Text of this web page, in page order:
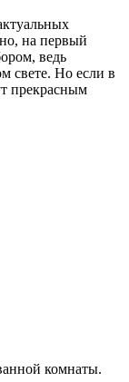
на первый
ведь
свете. Но если в
прекрасным
комнаты.